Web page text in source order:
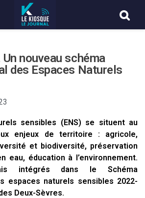
nouveau schéma
des Espaces Naturels
sensibles (ENS) se situent au
enjeux de territoire : agricole,
et biodiversité, préservation
eau, éducation à l’environnement.
intégrés dans le Schéma
espaces naturels sensibles 2022-
Deux-Sèvres.